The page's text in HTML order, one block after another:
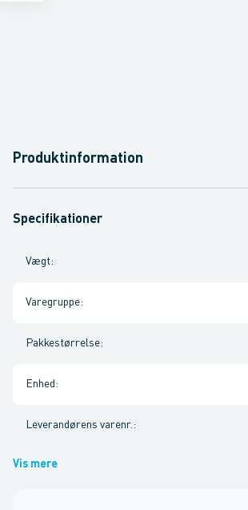
Produktinformation
Specifikationer
Vægt:
Varegruppe:
Pakkestørrelse:
Enhed :
Leverandørens varenr. :
Vis mere